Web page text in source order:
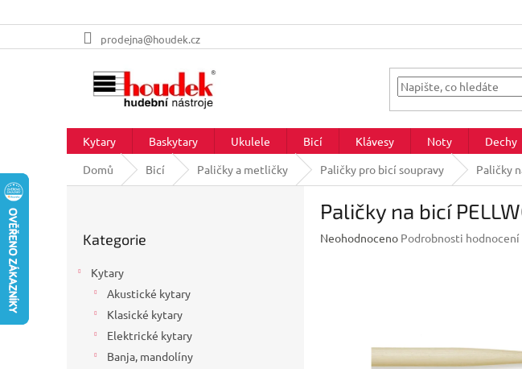
na
prodejna@houdek.cz
Kytary Baskytary Ukulele Bicí Klávesy Noty Dechy
Domů
Bicí Paličky a metličky Paličky pro bicí soupravy Paličky
kategorie
Kategorie
Kytary
Akustické kytary
Klasické kytary
Elektrické kytary
Banja, mandolíny
Paličky na bicí
Průměrné
hvězdiček.
Neohodnoceno Podrobnosti hodnocení